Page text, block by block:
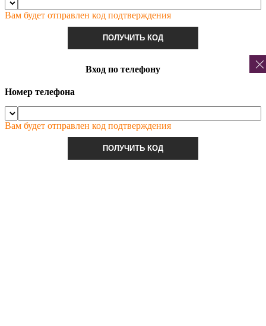
Вам будет отправлен код подтверждения
ПОЛУЧИТЬ КОД
Вход по телефону
Номер телефона
Вам будет отправлен код подтверждения
ПОЛУЧИТЬ КОД